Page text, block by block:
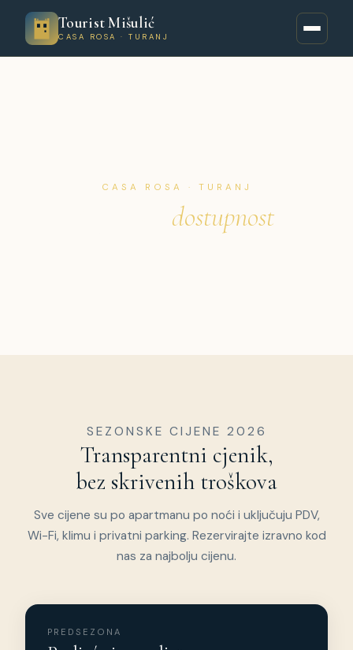
Tourist Mišulić
CASA ROSA · TURANJ
CASA ROSA · TURANJ
dostupnost
SEZONSKE CIJENE 2026
Transparentni cjenik,
bez skrivenih troškova
Sve cijene su po apartmanu po noći i uključuju PDV,
Wi-Fi, klimu i privatni parking. Rezervirajte izravno kod
nas za najbolju cijenu.
PREDSEZONA